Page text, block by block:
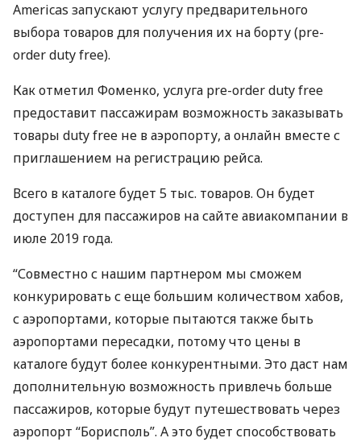
Americas запускают услугу предварительного
выбора товаров для получения их на борту (pre-
order duty free).
Как отметил Фоменко, услуга pre-order duty free
предоставит пассажирам возможность заказывать
товары duty free не в аэропорту, а онлайн вместе с
приглашением на регистрацию рейса.
Всего в каталоге будет 5 тыс. товаров. Он будет
доступен для пассажиров на сайте авиакомпании в
июле 2019 года.
“Совместно с нашим партнером мы сможем
конкурировать с еще большим количеством хабов,
с аэропортами, которые пытаются также быть
аэропортами пересадки, потому что цены в
каталоге будут более конкурентными. Это даст нам
дополнительную возможность привлечь больше
пассажиров, которые будут путешествовать через
аэропорт “Борисполь”. А это будет способствовать